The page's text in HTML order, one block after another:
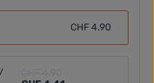
CHF 4.90